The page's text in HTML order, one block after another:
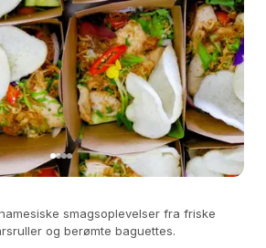
smagsoplevelser fra friske
og berømte baguettes.